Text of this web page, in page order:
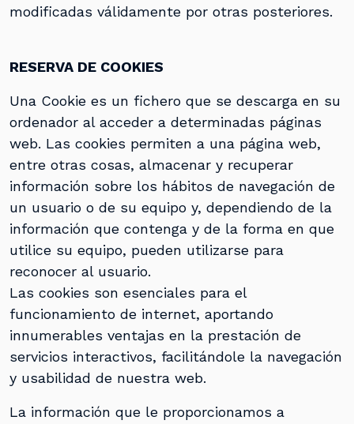
modificadas válidamente por otras posteriores.
RESERVA DE COOKIES
Una Cookie es un fichero que se descarga en su
ordenador al acceder a determinadas páginas
web. Las cookies permiten a una página web,
entre otras cosas, almacenar y recuperar
información sobre los hábitos de navegación de
un usuario o de su equipo y, dependiendo de la
información que contenga y de la forma en que
utilice su equipo, pueden utilizarse para
reconocer al usuario.
Las cookies son esenciales para el
funcionamiento de internet, aportando
innumerables ventajas en la prestación de
servicios interactivos, facilitándole la navegación
y usabilidad de nuestra web.
La información que le proporcionamos a